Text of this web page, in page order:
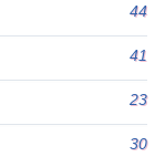
44
41
23
30